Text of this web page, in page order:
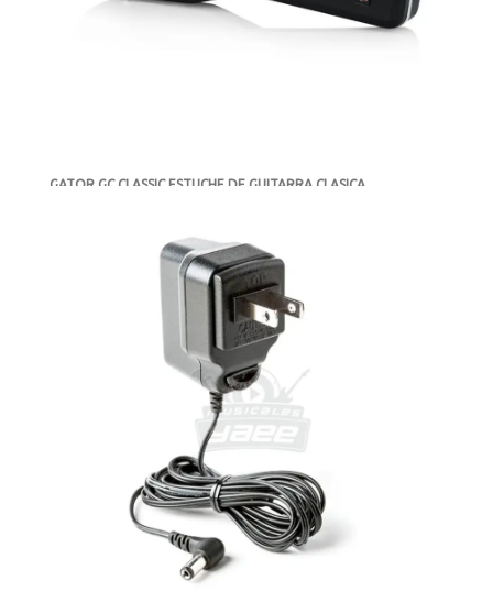
GATOR GC CLASSIC ESTUCHE DE GUITARRA CLASICA